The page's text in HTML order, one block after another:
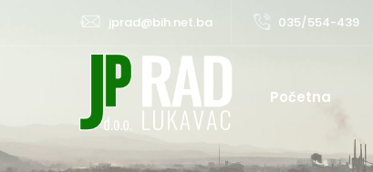
jprad@bih.net.ba 035/554-439
Početna